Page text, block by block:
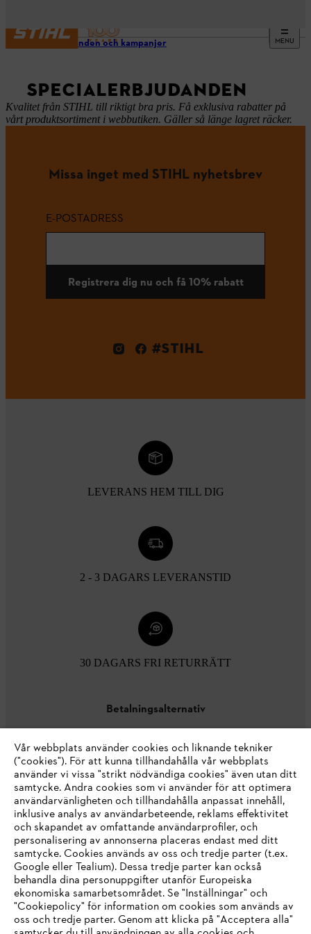
MENU
Erbjudanden och kampanjer
SPECIALERBJUDANDEN
Kvalitet från STIHL till riktigt bra pris. Få exklusiva rabatter på
vårt produktsortiment i webbutiken. Gäller så länge lagret räcker.
Missa inget med STIHL nyhetsbrev
E-POSTADRESS
Registrera dig nu och få 10% rabatt
#STIHL
LEVERANS HEM TILL DIG
2 - 3 DAGARS LEVERANSTID
30 DAGARS FRI RETURRÄTT
Betalningsalternativ
Företaget
STIHL FAQ
Vår webbplats använder cookies och liknande tekniker
("cookies"). För att kunna tillhandahålla vår webbplats
använder vi vissa "strikt nödvändiga cookies" även utan ditt
samtycke. Andra cookies som vi använder för att optimera
användarvänligheten och tillhandahålla anpassat innehåll,
inklusive analys av användarbeteende, reklams effektivitet
och skapandet av omfattande användarprofiler, och
personalisering av annonserna placeras endast med ditt
samtycke. Cookies används av oss och tredje parter (t.ex.
Google eller Tealium). Dessa tredje parter kan också
behandla dina personuppgifter utanför Europeiska
ekonomiska samarbetsområdet. Se "Inställningar" och
"Cookiepolicy" för information om cookies som används av
oss och tredje parter. Genom att klicka på "Acceptera alla"